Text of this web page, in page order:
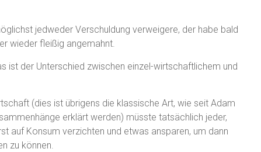
jedweder Verschuldung verweigere, der habe bald
wieder fleißig angemahnt.
ist der Unterschied zwischen einzel-wirtschaftlichem und
(dies ist übrigens die klassische Art, wie seit Adam
erklärt werden) müsste tatsächlich jeder,
auf Konsum verzichten und etwas ansparen, um dann
zu können.